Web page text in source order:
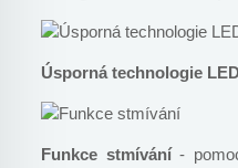
Úsporná technologie
Funkce stmívání-